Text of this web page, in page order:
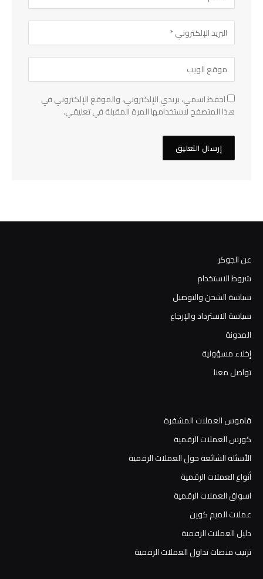
احفظ اسمي، بريدي الإلكتروني، والموقع الإلكتروني في
هذا المتصفح لاستخدامها المرة المقبلة في تعليقي.
عن الجوكر
شروط الاستخدام
سياسة الشحن والتوصيل
سياسة الاسترداد والإرجاع
المدونة
إخلاء مسؤولية
تواصل معنا
قاموس العملات المشفرة
كورس العملات الرقمية
الأسئلة الشائعة حول العملات الرقمية
أنواع العملات الرقمية
اسواق العملات الرقمية
عملات الميم كوين
دليل العملات الرقمية
ترتيب منصات تداول العملات الرقمية